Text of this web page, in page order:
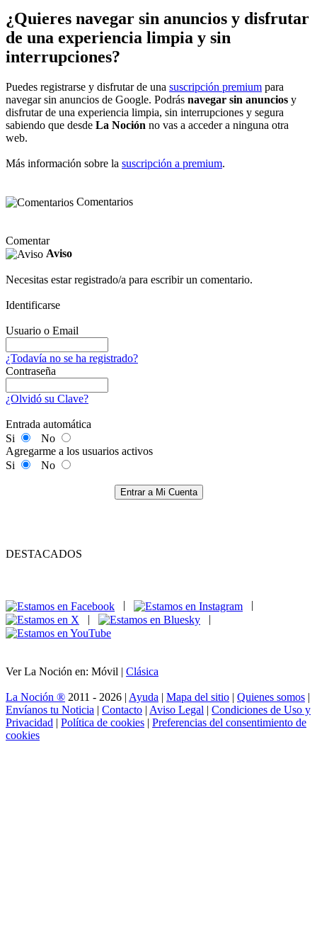
¿Quieres navegar sin anuncios y disfrutar
de una experiencia limpia y sin
interrupciones?
Puedes registrarse y disfrutar de una suscripción premium para
navegar sin anuncios de Google. Podrás navegar sin anuncios y
disfrutar de una experiencia limpia, sin interrupciones y segura
sabiendo que desde La Noción no vas a acceder a ninguna otra
web.
Más información sobre la suscripción a premium.
Comentarios
Comentar
Aviso
Necesitas estar registrado/a para escribir un comentario.
Identificarse
Usuario o Email
¿Todavía no se ha registrado?
Contraseña
¿Olvidó su Clave?
Entrada automática
Si
No
Agregarme a los usuarios activos
Si
No
Entrar a Mi Cuenta
DESTACADOS
|
|
Ver La Noción en: Móvil | Clásica
La Noción ® 2011 - 2026 | Ayuda | Mapa del sitio | Quienes somos |
Envíanos tu Noticia | Contacto | Aviso Legal | Condiciones de Uso y
Privacidad | Política de cookies | Preferencias del consentimiento de
cookies